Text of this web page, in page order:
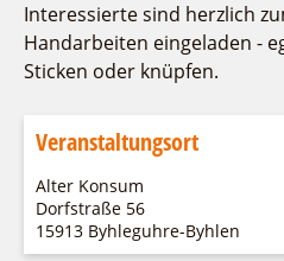
Freizeit und Erholung
Auf & im Wasser
Zu Fuß
Einkaufen
Sehenswertes
Buchbare Angebote
Gruppen
Fremdenverkehrsvereine
Ludwig Leichhardt
Gastgeberverzeichnis
Gastronomie
Camping
Ferienhaus- und
Spreewälder Seecamping
Campingplatz Jessern
Veranstaltungskalender
Veranstaltungshöhepunkte
Wirtschaftsförderung
Interessierte sind herzlich
Handarbeiten eingeladen -
Sticken oder knüpfen.
Veranstaltungsort
Alter Konsum
Dorfstraße 56
15913 Byhleguhre-Byhlen